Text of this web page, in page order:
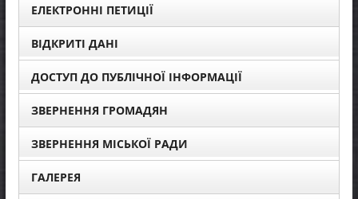
ЕЛЕКТРОННІ ПЕТИЦІЇ
ВІДКРИТІ ДАНІ
ДОСТУП ДО ПУБЛІЧНОЇ ІНФОРМАЦІЇ
ЗВЕРНЕННЯ ГРОМАДЯН
ЗВЕРНЕННЯ МІСЬКОЇ РАДИ
ГАЛЕРЕЯ